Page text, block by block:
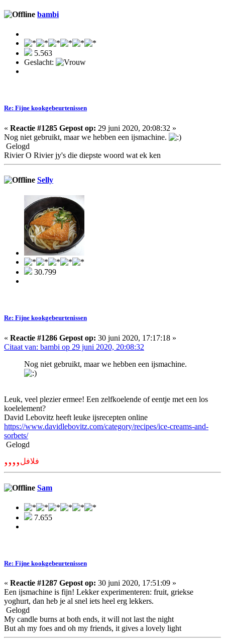
bambi
5.563
Geslacht:
Re: Fijne kookgebeurtenissen
« Reactie #1285 Gepost op: 29 juni 2020, 20:08:32 »
Nog niet gebruikt, maar we hebben een ijsmachine.
Gelogd
Rivier O Rivier jy's die diepste woord wat ek ken
Selly
30.799
Re: Fijne kookgebeurtenissen
« Reactie #1286 Gepost op: 30 juni 2020, 17:17:18 »
Citaat van: bambi op 29 juni 2020, 20:08:32
Nog niet gebruikt, maar we hebben een ijsmachine.
Leuk, veel plezier ermee! Een zelfkoelende of eentje met een los
koelelement?
David Lebovitz heeft leuke ijsrecepten online
https://www.davidlebovitz.com/category/recipes/ice-creams-and-
sorbets/
Gelogd
,,,,فلافل
Sam
7.655
Re: Fijne kookgebeurtenissen
« Reactie #1287 Gepost op: 30 juni 2020, 17:51:09 »
Een ijsmachine is fijn! Lekker experimenteren: fruit, griekse
yoghurt, dan heb je al snel iets heel erg lekkers.
Gelogd
My candle burns at both ends, it will not last the night
But ah my foes and oh my friends, it gives a lovely light